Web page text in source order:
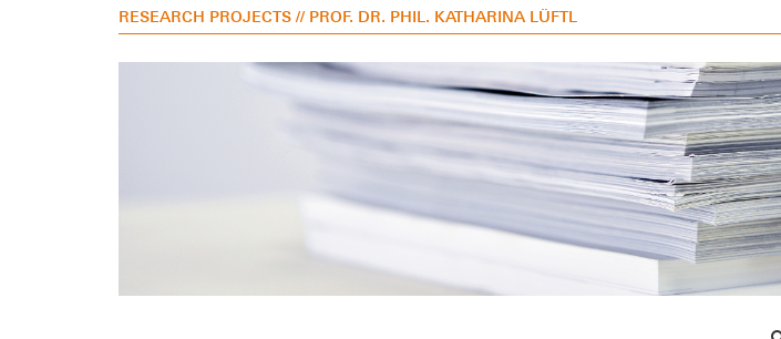
RESEARCH PROJECTS // PROF. DR. PHIL. KATHARINA LÜFTL